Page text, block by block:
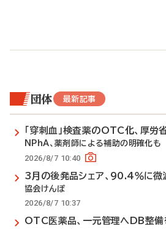
団体 最新記事
「穿刺血」検査薬のOTC化、厚労
NPhA、薬剤師による補助の明確化も
2026/8/7 10:40
3月の後発品シェア、90.4％に微
協会けんぽ
2026/8/7 10:37
OTC医薬品、一元管理へDB整備